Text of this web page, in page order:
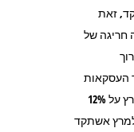
חריגה של
העסקאות
12%
למרץ אשתקד